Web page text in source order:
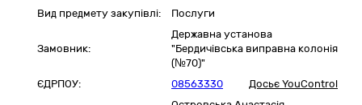
Вид предмету закупівлі: Послуги
Замовник:
Державна установа
"Бердичівська виправна колонія
(№70)"
ЄДРПОУ:
08563330 Досьє YouControl